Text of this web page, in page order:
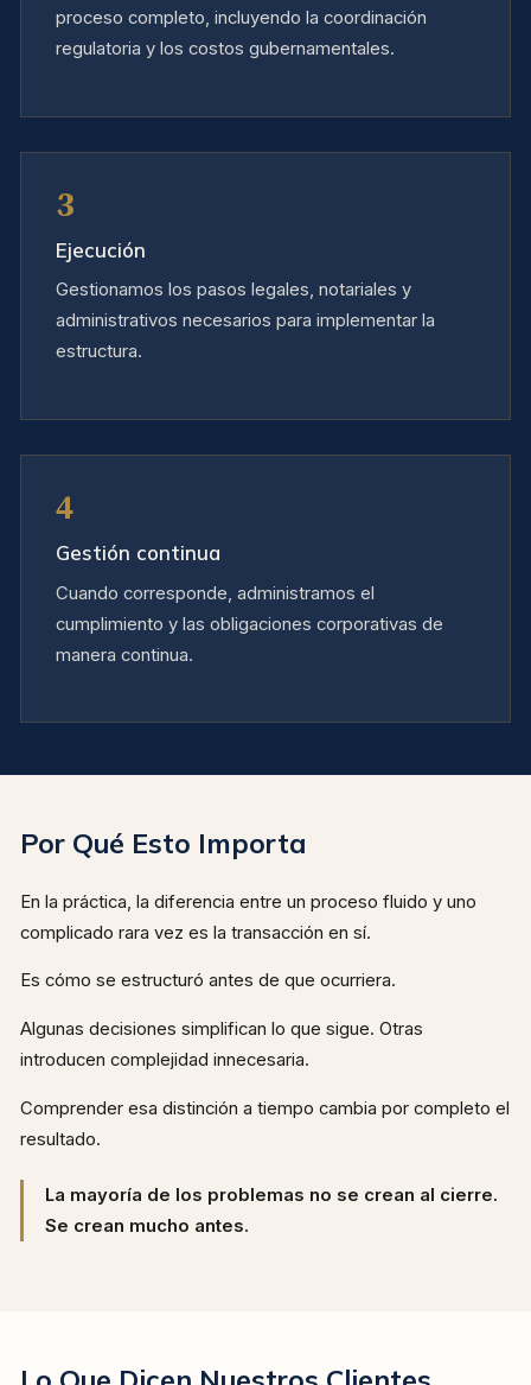
proceso completo, incluyendo la coordinación
regulatoria y los costos gubernamentales.
3
Ejecución
Gestionamos los pasos legales, notariales y
administrativos necesarios para implementar la
estructura.
4
Gestión continua
Cuando corresponde, administramos el
cumplimiento y las obligaciones corporativas de
manera continua.
Por Qué Esto Importa
En la práctica, la diferencia entre un proceso fluido y uno
complicado rara vez es la transacción en sí.
Es cómo se estructuró antes de que ocurriera.
Algunas decisiones simplifican lo que sigue. Otras
introducen complejidad innecesaria.
Comprender esa distinción a tiempo cambia por completo el
resultado.
La mayoría de los problemas no se crean al cierre.
Se crean mucho antes.